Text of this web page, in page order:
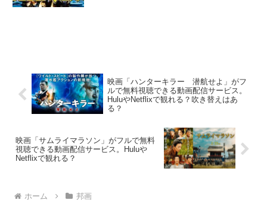
映画「ハンターキラー 潜航せよ」がフ
ルで無料視聴できる動画配信サービス。
HuluやNetflixで観れる？吹き替えはあ
る？
映画「サムライマラソン」がフルで無料
視聴できる動画配信サービス。Huluや
Netflixで観れる？
ホーム 邦画